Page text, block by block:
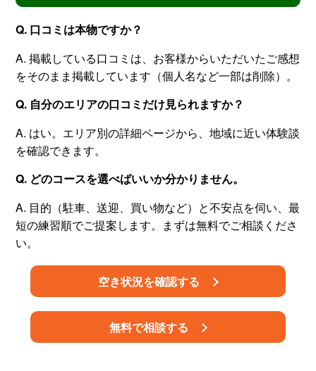
Q. 口コミは本物ですか？
A. 掲載している口コミは、お客様からいただいたご感想
をそのまま掲載しています（個人名など一部は削除）。
Q. 自分のエリアの口コミだけ見られますか？
A. はい。エリア別の詳細ページから、地域に近い体験談
を確認できます。
Q. どのコースを選べばいいか分かりません。
A. 目的（駐車、送迎、買い物など）と不安点を伺い、最
短の練習順でご提案します。まずは無料でご相談くださ
い。
空き状況を確認する
無料で相談する